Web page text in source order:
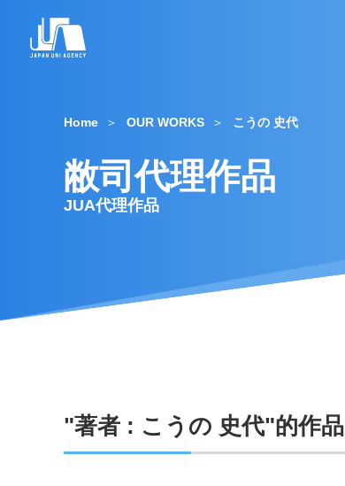
Home OUR WORKS こうの 史代
敝司代理作品
JUA代理作品
"著者 : こうの 史代"的作品